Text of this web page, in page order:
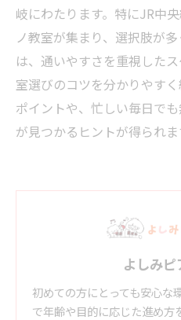
岐にわたります。特にJR中
ノ教室が集まり、選択肢が
は、通いやすさを重視した
室選びのコツを分かりやす
ポイントや、忙しい毎日で
が見つかるヒントが得られま
よしみピ
初めての方にとっても安心な
で年齢や目的に応じた進め方